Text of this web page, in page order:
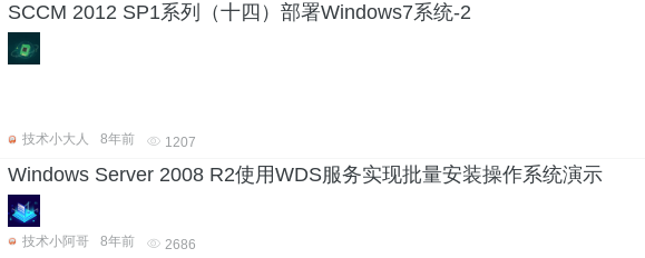
SCCM 2012 SP1系列（十四）部署Windows7系统-2
技术小大人
8年前 1207
Windows Server 2008 R2使用WDS服务实现批量安装操作系统演示
技术小阿哥 8年前 2686